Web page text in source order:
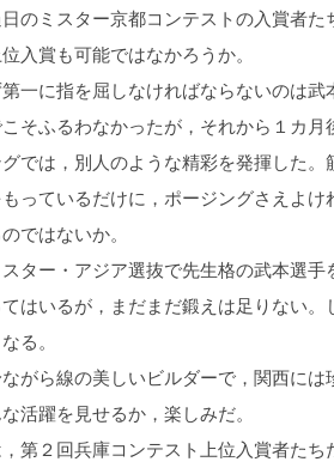
のミスター京都コンテストの入賞者た
入賞も可能ではなかろうか。
一に指を屈しなければならないのは武
そふるわなかったが，それから１カ
では，別人のような精彩を発揮した
っているだけに，ポージングさえよ
ではないか。
ター・アジア選抜で先生格の武本選手
はいるが，まだまだ鍛えは足りない
る。
がら線の美しいビルダーで，関西には
活躍を見せるか，楽しみだ。
第２回兵庫コンテスト上位入賞者たち